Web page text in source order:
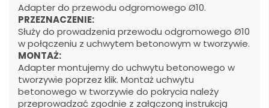
Adapter do przewodu odgromowego Ø10.
PRZEZNACZENIE:
Służy do prowadzenia przewodu odgromowego Ø10
w połączeniu z uchwytem betonowym w tworzywie.
MONTAŻ:
Adapter montujemy do uchwytu betonowego w
tworzywie poprzez klik. Montaż uchwytu
betonowego w tworzywie do pokrycia należy
przeprowadzać zgodnie z załączoną instrukcją